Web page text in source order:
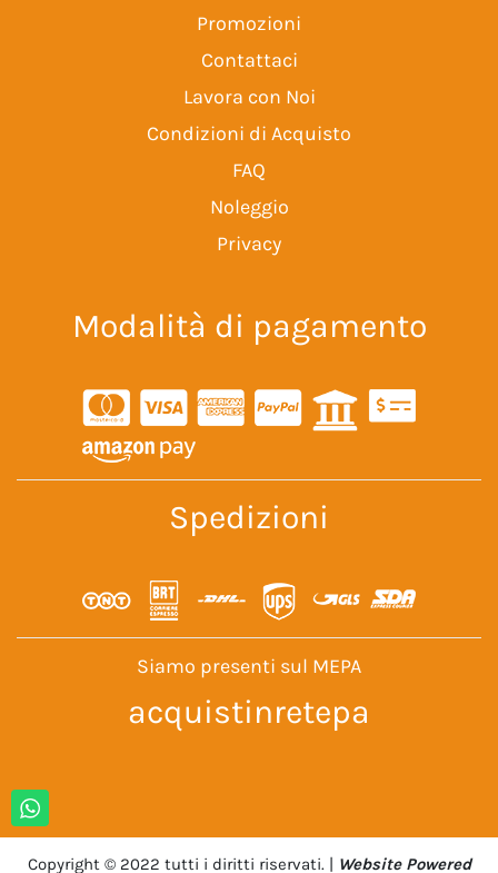
Promozioni
Contattaci
Lavora con Noi
Condizioni di Acquisto
FAQ
Noleggio
Privacy
Modalità di pagamento
Spedizioni
Siamo presenti sul MEPA
acquistinretepa
Copyright © 2022 tutti i diritti riservati. | Website Powered